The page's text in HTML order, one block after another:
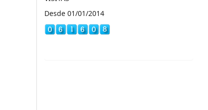
Desde 01/01/2014